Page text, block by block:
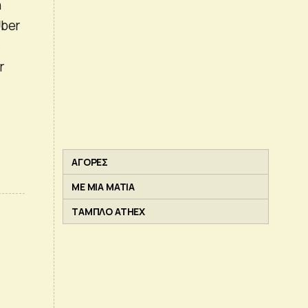
ΑΓΟΡΕΣ
ΜΕ ΜΙΑ ΜΑΤΙΑ
ΤΑΜΠΛΟ ATHEX